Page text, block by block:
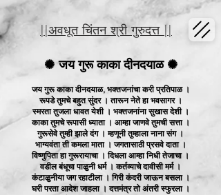
||अवधूत चिंतन श्री गुरुदत्त ||
✺जय गुरू काका दीनदयाळ ✺
जय गुरू काका दीनदयाळ, भक्तजनांचा करी प्रतिपाळ ।
रूपडे तुमचे बहुत सुंदर । तारून नेते हा भवसागर ।
स्मरता तुजला धावत येशी । भक्तजनांना सुखास देशी ।
काका तुमचे रूपासी ध्याता । आम्हा जाणवे तुमची सत्ता ।
गुरूसेवे तुम्ही झाले दंग । म्हणूनी तुम्हाला नाना संग ।
भाग्यवंता ती कमला माता । जगतासाठी प्रसवे दाता ।
विष्णुपिता हा गुरूरायाचा । दिधला आम्हा निधी तेजाचा ।
वडील बंधूचा पाळुनी धर्म । कर्तव्याचे दावीसी मर्म ।
कंटाळुनीया जग रहाटीला । गिरी कंदरी जाऊन बसला ।
घरी परता आदेश जाहला । दत्तमंत्र तो अंतरी स्फुरला ।